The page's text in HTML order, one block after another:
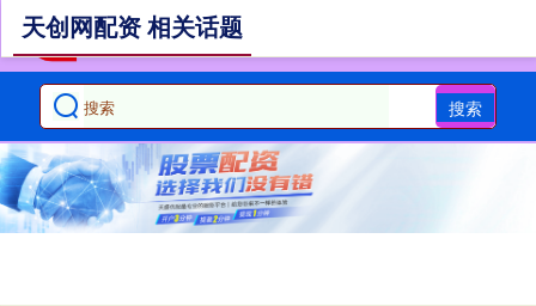
搜索
天创网配资 相关话题